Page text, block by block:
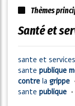
Thèmes
santé et
sante et
sante publique
contre la grippe
sante publique •